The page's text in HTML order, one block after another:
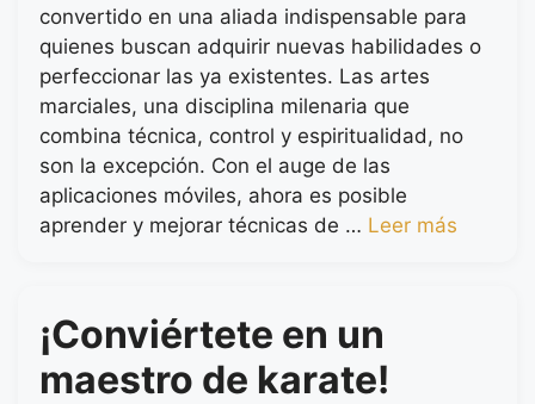
convertido en una aliada indispensable para
quienes buscan adquirir nuevas habilidades o
perfeccionar las ya existentes. Las artes
marciales, una disciplina milenaria que
combina técnica, control y espiritualidad, no
son la excepción. Con el auge de las
aplicaciones móviles, ahora es posible
aprender y mejorar técnicas de … Leer más
¡Conviértete en un
maestro de karate!